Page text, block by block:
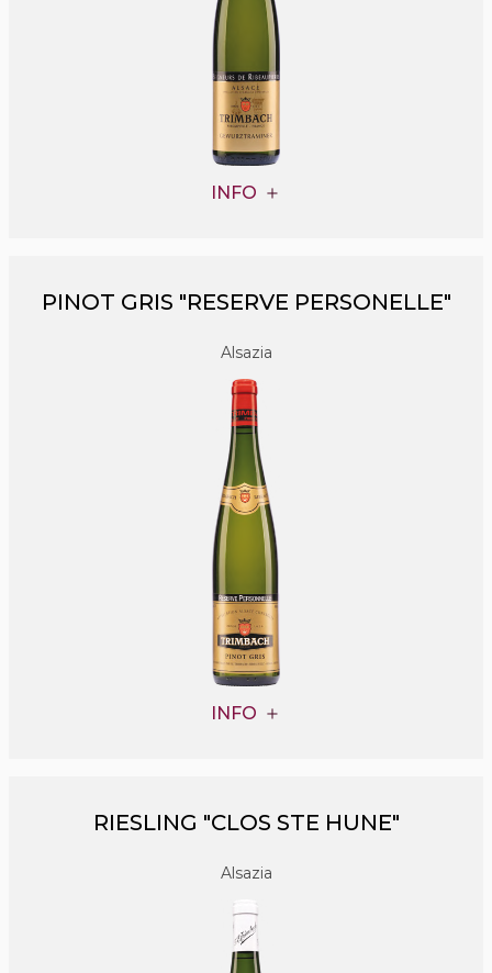
INFO
PINOT GRIS "RESERVE PERSONELLE"
Alsazia
INFO
RIESLING "CLOS STE HUNE"
Alsazia